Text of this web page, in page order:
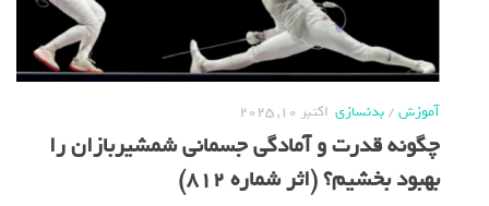
آموزش/بدنسازی اکتبر 10, 2025
چگونه قدرت و آمادگی جسمانی شمشیربازان را
بهبود بخشیم؟ (اثر شماره 812)